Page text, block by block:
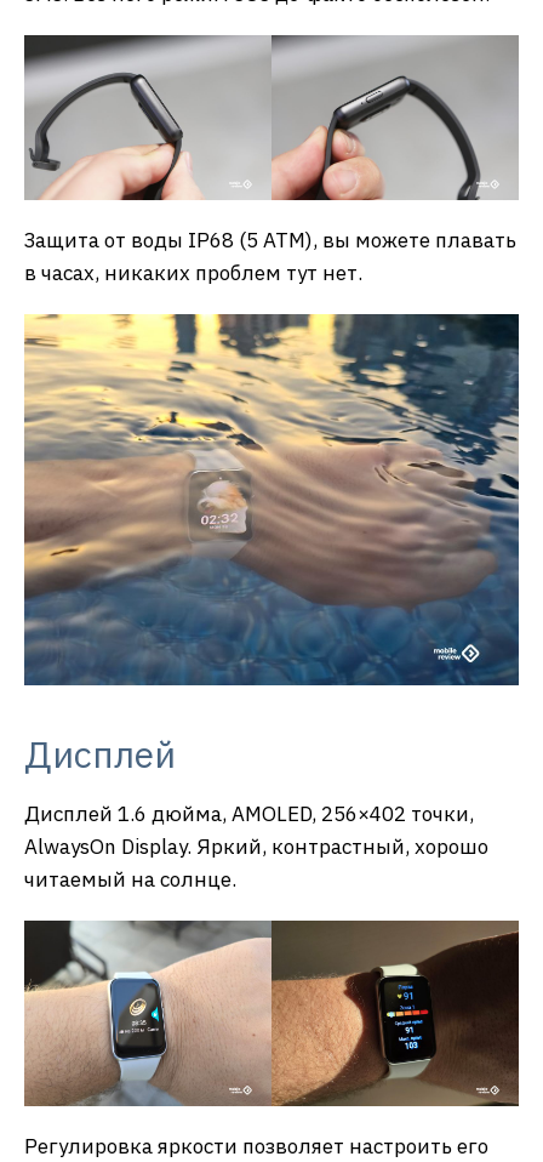
Защита от воды IP68 (5 ATM), вы можете плавать
в часах, никаких проблем тут нет.
Дисплей
Дисплей 1.6 дюйма, AMOLED, 256×402 точки,
AlwaysOn Display. Яркий, контрастный, хорошо
читаемый на солнце.
Регулировка яркости позволяет настроить его